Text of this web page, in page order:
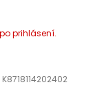
K8718114202402